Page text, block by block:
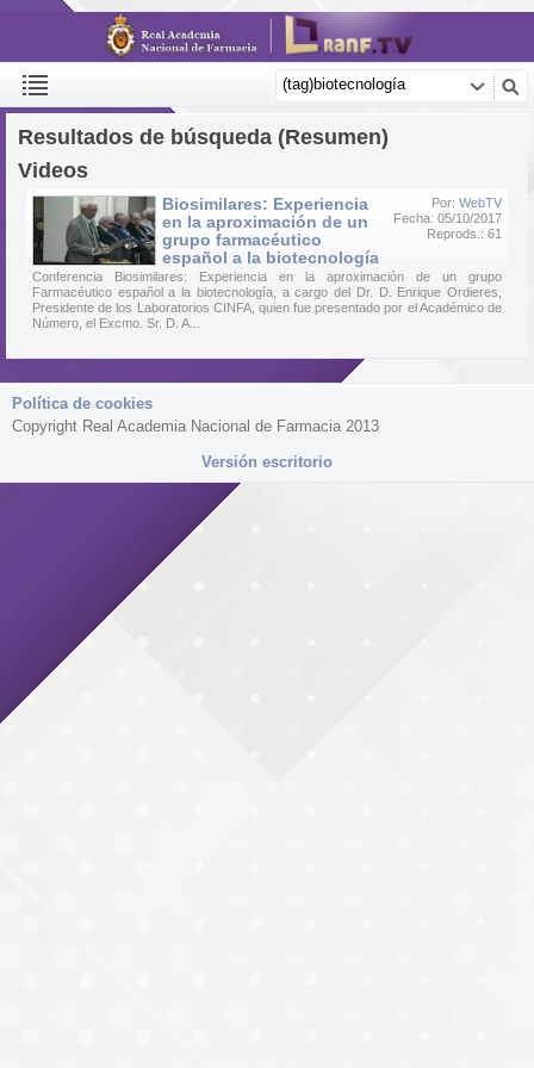
Resultados de búsqueda (Resumen)
Videos
Por: WebTV
Fecha: 05/10/2017
Reprods.: 61
Biosimilares: Experiencia
en la aproximación de un
grupo farmacéutico
español a la biotecnología
Conferencia Biosimilares: Experiencia en la aproximación de un grupo
Farmacéutico español a la biotecnología, a cargo del Dr. D. Enrique Ordieres,
Presidente de los Laboratorios CINFA, quien fue presentado por el Académico de
Número, el Excmo. Sr. D. A...
Política de cookies
Copyright Real Academia Nacional de Farmacia 2013
Versión escritorio